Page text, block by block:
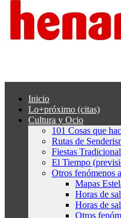
Inicio
Lo+próximo (citas)
Cultura y Ocio
101 Cosas que
Rutas de
Fiestas
El Tiempo
Otros fenómenos
Mapas
Horas de
Horas de
Otros